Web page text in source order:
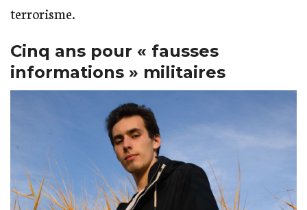
terrorisme.
Сinq ans pour « fausses
informations » militaires